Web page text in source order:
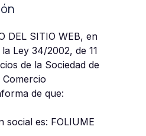
DEL SITIO WEB, en
Ley 34/2002, de 11
de la Sociedad de
de que:
social es: FOLIUME